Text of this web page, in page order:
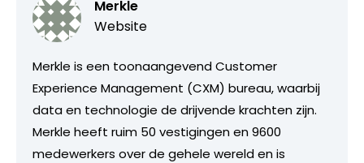
Merkle
Website
Merkle is een toonaangevend Customer
Experience Management (CXM) bureau, waarbij
data en technologie de drijvende krachten zijn.
Merkle heeft ruim 50 vestigingen en 9600
medewerkers over de gehele wereld en is